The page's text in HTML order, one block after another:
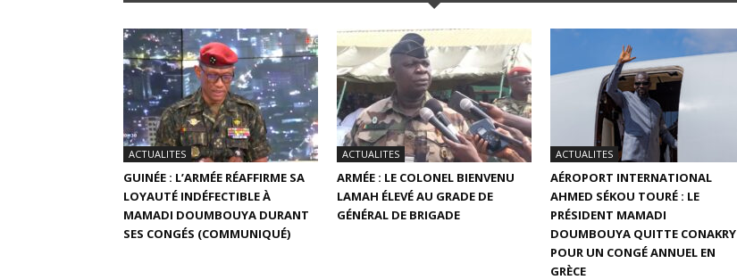
ACTUALITES
GUINÉE : L’ARMÉE RÉAFFIRME SA
LOYAUTÉ INDÉFECTIBLE À
MAMADI DOUMBOUYA DURANT
SES CONGÉS (COMMUNIQUÉ)
ACTUALITES
ARMÉE : LE COLONEL BIENVENU
LAMAH ÉLEVÉ AU GRADE DE
GÉNÉRAL DE BRIGADE
ACTUALITES
AÉROPORT INTERNATIONAL
AHMED SÉKOU TOURÉ : LE
PRÉSIDENT MAMADI
DOUMBOUYA QUITTE CONAKRY
POUR UN CONGÉ ANNUEL EN
GRÈCE